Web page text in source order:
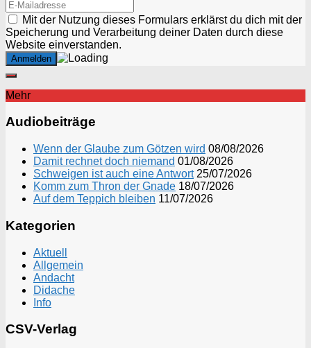
Mit der Nutzung dieses Formulars erklärst du dich mit der
Speicherung und Verarbeitung deiner Daten durch diese
Website einverstanden.
Mehr
Audiobeiträge
Wenn der Glaube zum Götzen wird 08/08/2026
Damit rechnet doch niemand 01/08/2026
Schweigen ist auch eine Antwort 25/07/2026
Komm zum Thron der Gnade 18/07/2026
Auf dem Teppich bleiben 11/07/2026
Kategorien
Aktuell
Allgemein
Andacht
Didache
Info
CSV-Verlag